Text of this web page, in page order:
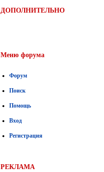
ДОПОЛНИТЕЛЬНО
Меню форума
Форум
Поиск
Помощь
Вход
Регистрация
РЕКЛАМА